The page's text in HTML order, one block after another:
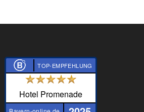
TOP-EMPFEHLUNG
Hotel Promenade